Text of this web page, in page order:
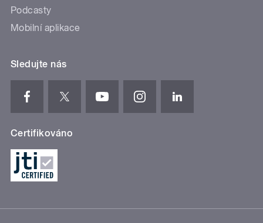
Podcasty
Mobilní aplikace
Sledujte nás
Certifikováno